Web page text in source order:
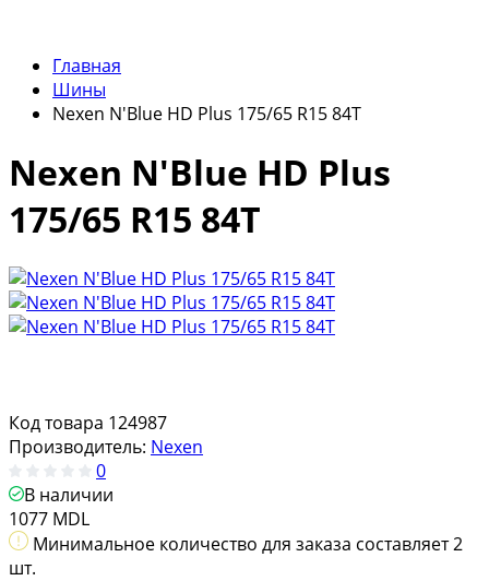
Главная
Шины
Nexen N'Blue HD Plus 175/65 R15 84T
Nexen N'Blue HD Plus
175/65 R15 84T
Код товара 124987
Производитель: Nexen
0
В наличии
1077 MDL
Минимальное количество для заказа составляет 2
шт.